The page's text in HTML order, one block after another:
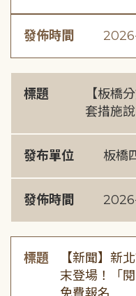
發佈時間
標題
【板橋
套措施
發布單位 板橋
發佈時間
標題
【新聞】新
末登場！「